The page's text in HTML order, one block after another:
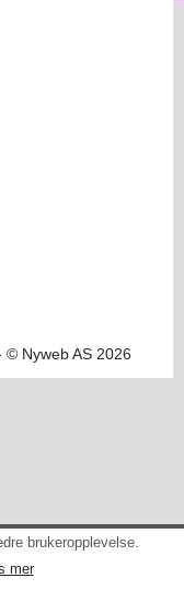
Nyweb AS 2026
brukeropplevelse.
mer